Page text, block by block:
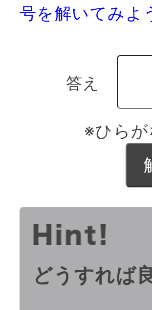
号を解いてみよ
答え
※ひら
どうすれば